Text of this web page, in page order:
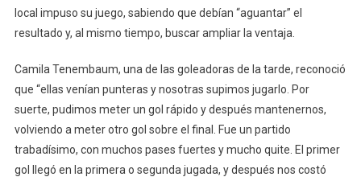
local impuso su juego, sabiendo que debían “aguantar” el
resultado y, al mismo tiempo, buscar ampliar la ventaja.
Camila Tenembaum, una de las goleadoras de la tarde, reconoció
que “ellas venían punteras y nosotras supimos jugarlo. Por
suerte, pudimos meter un gol rápido y después mantenernos,
volviendo a meter otro gol sobre el final. Fue un partido
trabadísimo, con muchos pases fuertes y mucho quite. El primer
gol llegó en la primera o segunda jugada, y después nos costó